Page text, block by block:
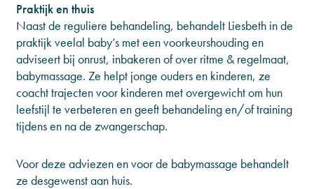
Praktijk en thuis
Naast de reguliere behandeling, behandelt Liesbeth in de
praktijk veelal baby’s met een voorkeurshouding en
adviseert bij onrust, inbakeren of over ritme & regelmaat,
babymassage. Ze helpt jonge ouders en kinderen, ze
coacht trajecten voor kinderen met overgewicht om hun
leefstijl te verbeteren en geeft behandeling en/of training
tijdens en na de zwangerschap.
Voor deze adviezen en voor de babymassage behandelt
ze desgewenst aan huis.